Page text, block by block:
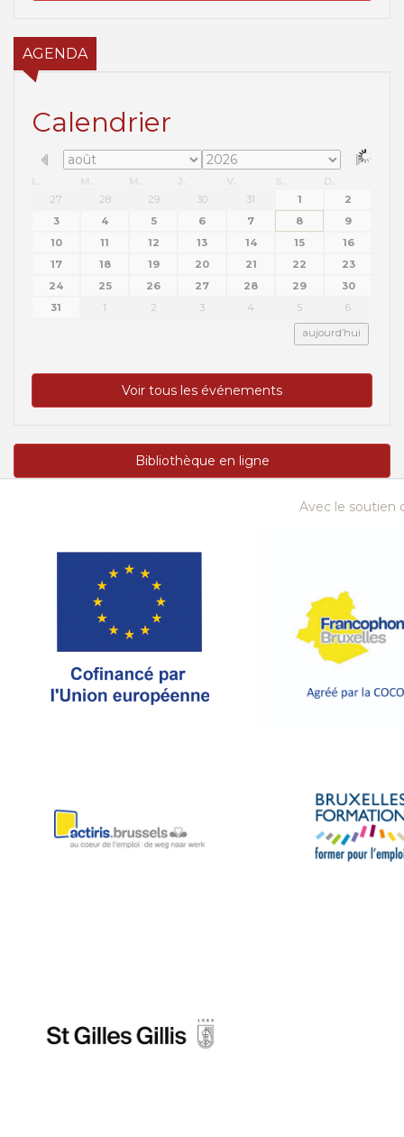
AGENDA
Calendrier
27
28 29 30 31 1
2
3
4 5 6 7 8
9
10
11 12 13 14 15
16
17
18 19 20 21 22
23
24
25 26 27 28 29
30
31
1 2 3 4 5 6
aujourd’hui
Voir tous les événements
Bibliothèque en ligne
Avec le soutien